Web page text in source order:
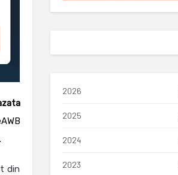
din
2026
2025
2024
2023